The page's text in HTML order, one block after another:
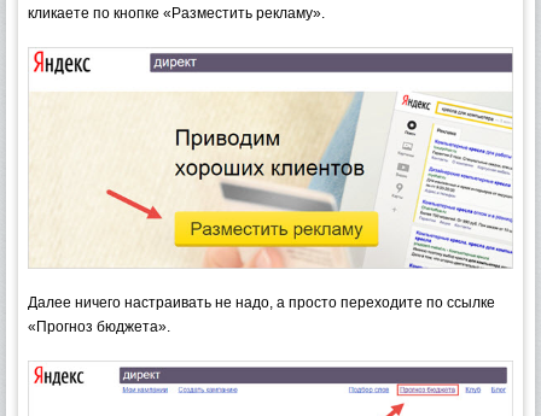
кликаете по кнопке «Разместить рекламу».
Далее ничего настраивать не надо, а просто переходите по ссылке
«Прогноз бюджета».